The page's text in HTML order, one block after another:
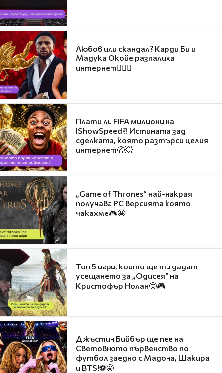
Любов или скандал? Карди Би и
Мадука Окойе разпалиха
интернет❤️‍🔥🔥
Плати ли FIFA милиони на
IShowSpeed?! Истината зад
сделката, която разтърси целия
интернет🤑💥
„Game of Thrones“ най-накрая
получава PC версията която
чакахме🎮🤩
Топ 5 игри, които ще ти дадат
усещането за „Одисея“ на
Кристофър Нолан🤩🎮
Джъстин Бийбър ще пее на
Световното първенство по
футбол заедно с Мадона, Шакира
и BTS!⚽🤩